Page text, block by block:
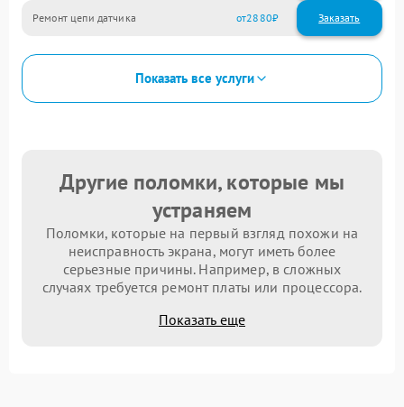
Ремонт цепи датчика 2880
Показать все услуги
Другие поломки, которые мы
устраняем
Поломки, которые на первый взгляд похожи на
неисправность экрана, могут иметь более
серьезные причины. Например, в сложных
случаях требуется ремонт платы или процессора.
Показать еще